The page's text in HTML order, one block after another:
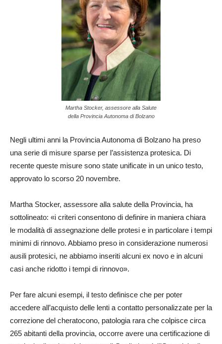
Martha Stocker, assessore alla Salute
della Provincia Autonoma di Bolzano
Negli ultimi anni la Provincia Autonoma di Bolzano ha preso
una serie di misure sparse per l’assistenza protesica. Di
recente queste misure sono state unificate in un unico testo,
approvato lo scorso 20 novembre.
Martha Stocker, assessore alla salute della Provincia, ha
sottolineato: «i criteri consentono di definire in maniera chiara
le modalità di assegnazione delle protesi e in particolare i tempi
minimi di rinnovo. Abbiamo preso in considerazione numerosi
ausili protesici, ne abbiamo inseriti alcuni ex novo e in alcuni
casi anche ridotto i tempi di rinnovo».
Per fare alcuni esempi, il testo definisce che per poter
accedere all’acquisto delle lenti a contatto personalizzate per la
correzione del cheratocono, patologia rara che colpisce circa
265 abitanti della provincia, occorre avere una certificazione di